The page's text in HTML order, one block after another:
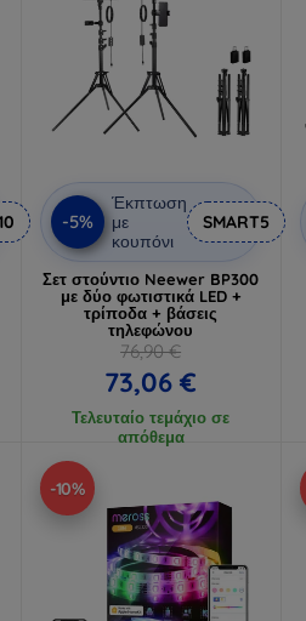
-5%
Έκπτωση
με
κουπόνι
SMART5
Σετ στούντιο Neewer BP300
με δύο φωτιστικά LED +
τρίποδα + βάσεις
τηλεφώνου
76,90 €
73,06 €
Τελευταίο τεμάχιο σε
απόθεμα
-10%